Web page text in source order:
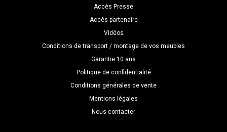
Accès Presse
Accès partenaire
Vidéos
Conditions de transport / montage de vos meubles
Garantie 10 ans
Politique de confidentialité
Conditions générales de vente
Mentions légales
Nous contacter